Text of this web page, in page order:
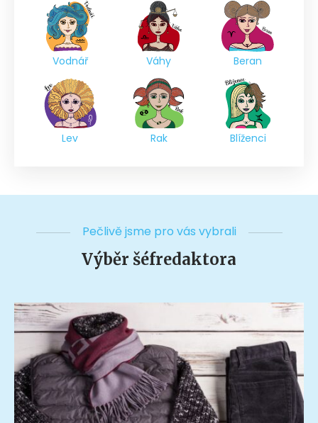
Vodnář Váhy Beran
Lev Rak Blíženci
Pečlivě jsme pro vás vybrali
Výběr šéfredaktora